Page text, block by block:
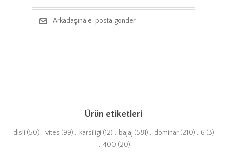
Arkadaşına e-posta gönder
Ürün etiketleri
disli (50) , vites (99) , karsiligi (12) , bajaj (581) , dominar (210) , 6 (3)
, 400 (20)